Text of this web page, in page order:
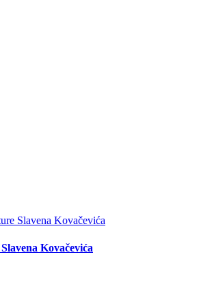
Kovačevića